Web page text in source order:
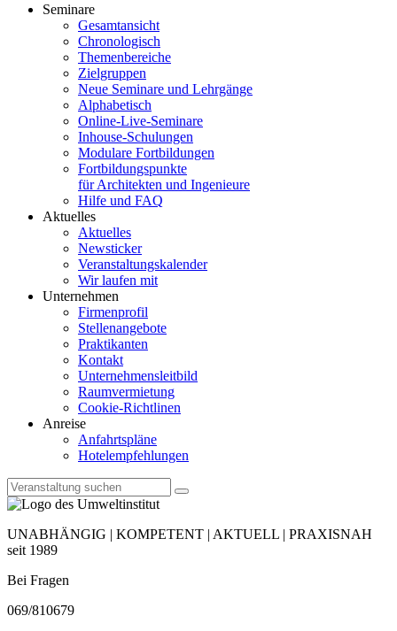
Seminare
Gesamtansicht
Chronologisch
Themenbereiche
Zielgruppen
Neue Seminare und Lehrgänge
Alphabetisch
Online-Live-Seminare
Inhouse-Schulungen
Modulare Fortbildungen
Fortbildungspunkte
für Architekten und Ingenieure
Hilfe und FAQ
Aktuelles
Aktuelles
Newsticker
Veranstaltungskalender
Wir laufen mit
Unternehmen
Firmenprofil
Stellenangebote
Praktikanten
Kontakt
Unternehmensleitbild
Raumvermietung
Cookie-Richtlinen
Anreise
Anfahrtspläne
Hotelempfehlungen
UNABHÄNGIG | KOMPETENT | AKTUELL | PRAXISNAH
seit 1989
Bei Fragen
069/810679